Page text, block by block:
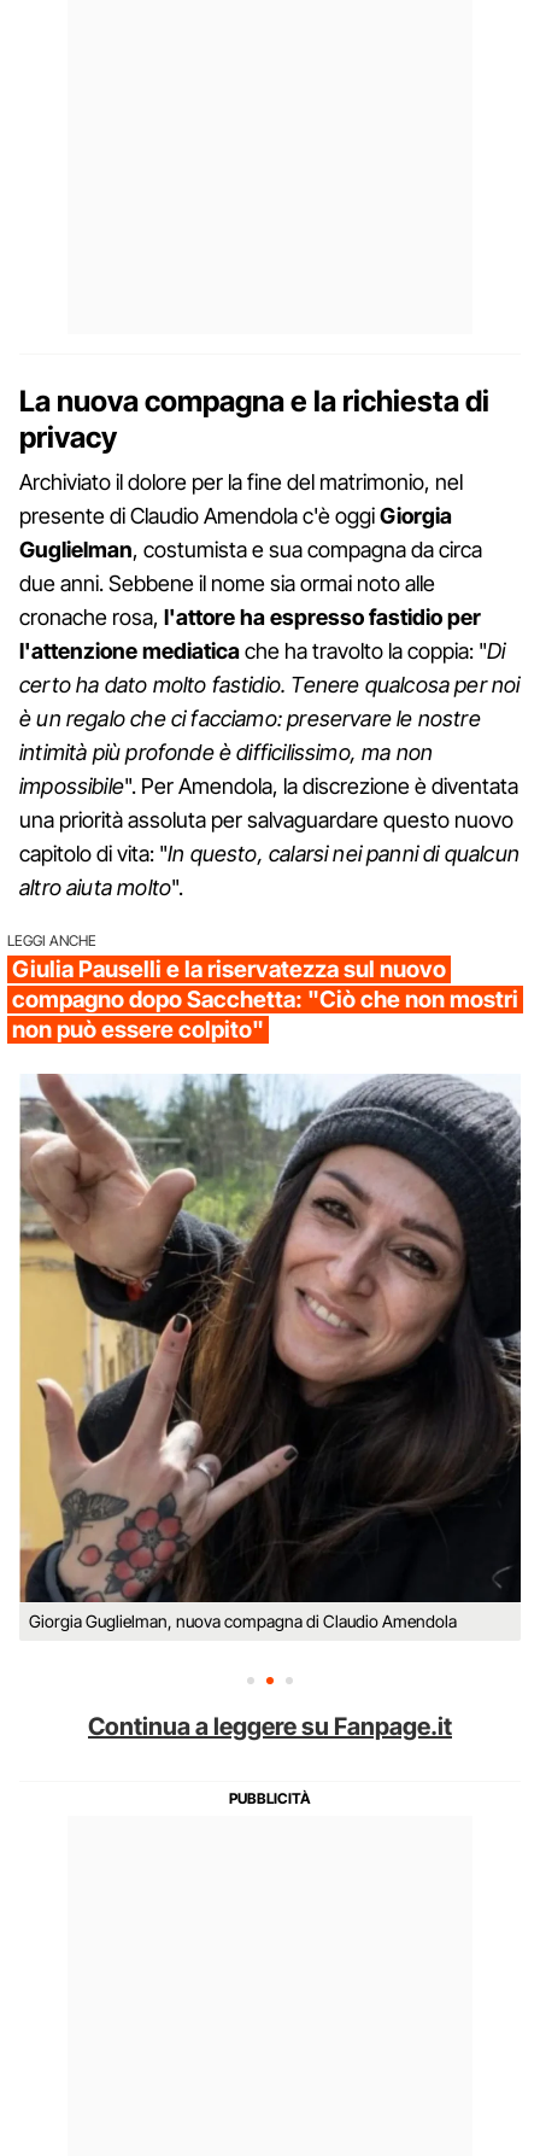
La nuova compagna e la richiesta di
privacy
Archiviato il dolore per la fine del matrimonio, nel
presente di Claudio Amendola c'è oggiGiorgia
Guglielman, costumista e sua compagna da circa
due anni. Sebbene il nome sia ormai noto alle
cronache rosa, l'attore ha espresso fastidio per
l'attenzione mediaticache ha travolto la coppia: "Di
certo ha dato molto fastidio. Tenere qualcosa per noi
è un regalo che ci facciamo: preservare le nostre
intimità più profonde è difficilissimo, ma non
impossibile". Per Amendola, la discrezione è diventata
una priorità assoluta per salvaguardare questo nuovo
capitolo di vita: "In questo, calarsi nei panni di qualcun
altro aiuta molto".
LEGGI ANCHE
Giulia Pauselli e la riservatezza sul nuovo
compagno dopo Sacchetta: "Ciò che non mostri
non può essere colpito"
Giorgia Guglielman, nuova compagna di Claudio Amendola
Continua a leggere su Fanpage.it